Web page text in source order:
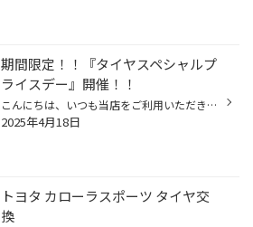
期間限定！！『タイヤスペシャルプ
ライスデー』開催！！
こんにちは、いつも当店をご利用いただきましてありがとうございます。 本日より、コクピット・タイヤ館におきまして、 期間限定！ サイズ限定！！ 数量限定！！！ お得にお買い求めいただける、「タイヤスペシャルプライスデー」がスタートします！ お得なタイヤのご紹介！！ ワゴンR、N-BOX、タン...
2025年4月18日
トヨタ カローラスポーツ タイヤ交
換